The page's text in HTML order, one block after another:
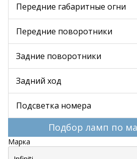
Передние габаритные огни
Передние поворотники
Задние поворотники
Задний ход
Подсветка номера
Подбор ламп по
Марка